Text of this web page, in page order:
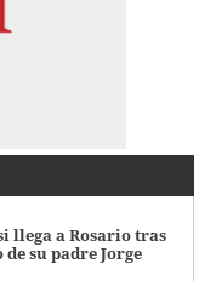
llega a Rosario tras
su padre Jorge